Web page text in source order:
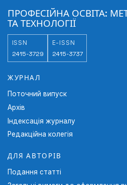
ПРОФЕСІЙНА ОСВІТА:
ТА ТЕХНОЛОГІЇ
ISSN
2415-3729
E-ISSN
2415-3737
ЖУРНАЛ
Поточний випуск
Архів
Індексація журналу
Редакційна колегія
ДЛЯ АВТОРІВ
Подання статті